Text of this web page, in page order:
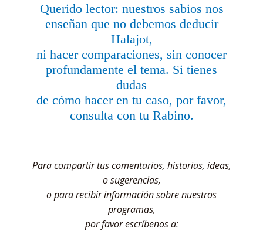
Querido lector: nuestros sabios nos
enseñan que no debemos deducir
Halajot,
ni hacer comparaciones, sin conocer
profundamente el tema. Si tienes
dudas
de cómo hacer en tu caso, por favor,
consulta con tu Rabino.
Para compartir tus comentarios, historias, ideas,
o sugerencias,
o para recibir información sobre nuestros
programas,
por favor escríbenos a: